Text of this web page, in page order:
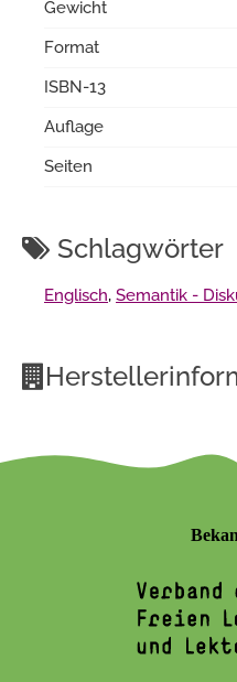
Gewicht
Format
ISBN-13
Auflage
Seiten
Schlagwörter
Englisch, Semantik -